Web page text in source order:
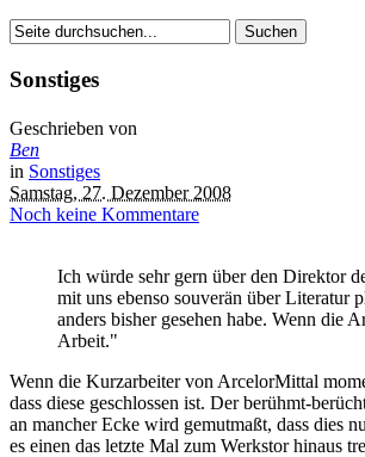
Sonstiges
Geschrieben von
Ben
in Sonstiges
Samstag, 27. Dezember 2008
Noch keine Kommentare
Ich würde sehr gern über den Direktor
mit uns ebenso souverän über Literatur
anders bisher gesehen habe. Wenn die
Arbeit."
Wenn die Kurzarbeiter von ArcelorMittal
dass diese geschlossen ist. Der berühmt-
an mancher Ecke wird gemutmaßt, dass dies
es einen das letzte Mal zum Werkstor hinaus